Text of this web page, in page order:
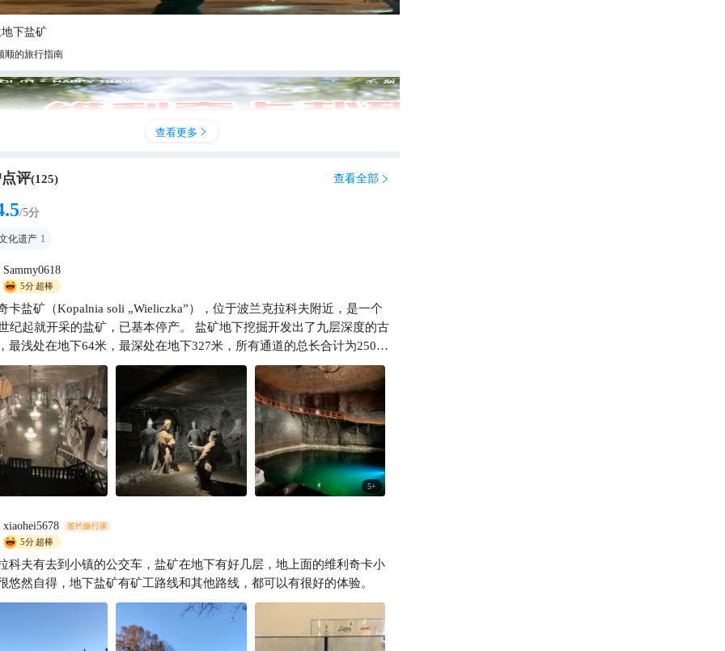
下盐矿
顺的旅行指南
盐矿#波兰#🇵🇱 #地下盐矿探秘#盐矿奇遇记
王大王 ong
查看更多 
评(125) 查看全部 
/5分
化遗产 1
Sammy0618
5分超棒
卡盐矿（Kopalnia soli „Wieliczka”），位于波兰克拉科夫附近，是一个
就开采的盐矿，已基本停产。 盐矿地下挖掘开发出了九层深度的古
最浅处在地下64米，最深处在地下327米，所有通道的总长合计为250公
矿中有房间、礼拜堂、盐雕和地下湖泊等，宛如一座地下城市。 在波
传着有关金嘉公主的神话故事，盐矿也根据这个故事建造了神话厅，陈
工向金嘉公主献盐的群雕。传说，很久以前，匈牙利一位国王将其爱女
主许配给波兰克拉科夫大公鲍莱斯瓦夫。操办嫁妆时，国王问女儿喜欢
女儿回答说：“喜欢一座盐矿”。国王问：“为什么？”女儿答：“波兰没有
盐矿会给波兰人带去幸福和安乐。”国王点头应允，公主当即摘下订婚
向马拉穆累斯盐矿。金嘉公主同鲍莱斯瓦夫成婚后，派人去维利奇卡开
，在人们的半信半疑中，奇迹发生了：人们在维利奇卡不仅掘出了盐，
随着金卡公主来到了波兰，波兰人不再担心没有盐的日子。正因为手中
，在请客吃饭的时候波兰人可以自豪地说：“没有盐，就没有滋味”。 维
岩盐矿具有巨大价值，一经发现即被波兰统治者垄断并赋予皇家产业地
波兰经济中起重要作用。在14世纪时，盐产出了国家超过30%的收入。
用这些收入赏赐家眷、亲属以及其他各种贵族。盐矿的收入支撑了朝廷
他国内重要人物，以及支付了保护商路的城堡。 十六世纪后，得益于机
发展，维利奇卡成为了一个现代化的公司，据说是波兰最早运营的企
5+
xiaohei5678 签约旅行家
5分超棒
科夫有去到小镇的公交车，盐矿在地下有好几层，地上面的维利奇卡小
悠然自得，地下盐矿有矿工路线和其他路线，都可以有很好的体验。